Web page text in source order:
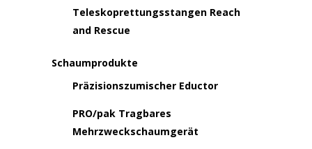
Teleskoprettungsstangen Reach
and Rescue
Schaumprodukte
Präzisionszumischer Eductor
PRO/pak Tragbares
Mehrzweckschaumgerät